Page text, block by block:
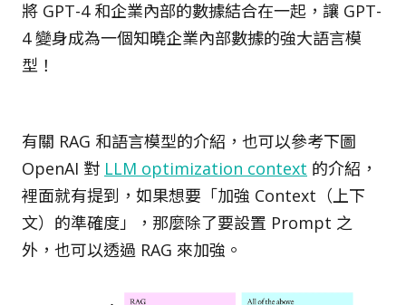
將 GPT-4 和企業內部的數據結合在一起，讓 GPT-
4 變身成為一個知曉企業內部數據的強大語言模
型！
有關 RAG 和語言模型的介紹，也可以參考下圖
OpenAI 對 LLM optimization context 的介紹，
裡面就有提到，如果想要「加強 Context（上下
文）的準確度」，那麼除了要設置 Prompt 之
外，也可以透過 RAG 來加強。